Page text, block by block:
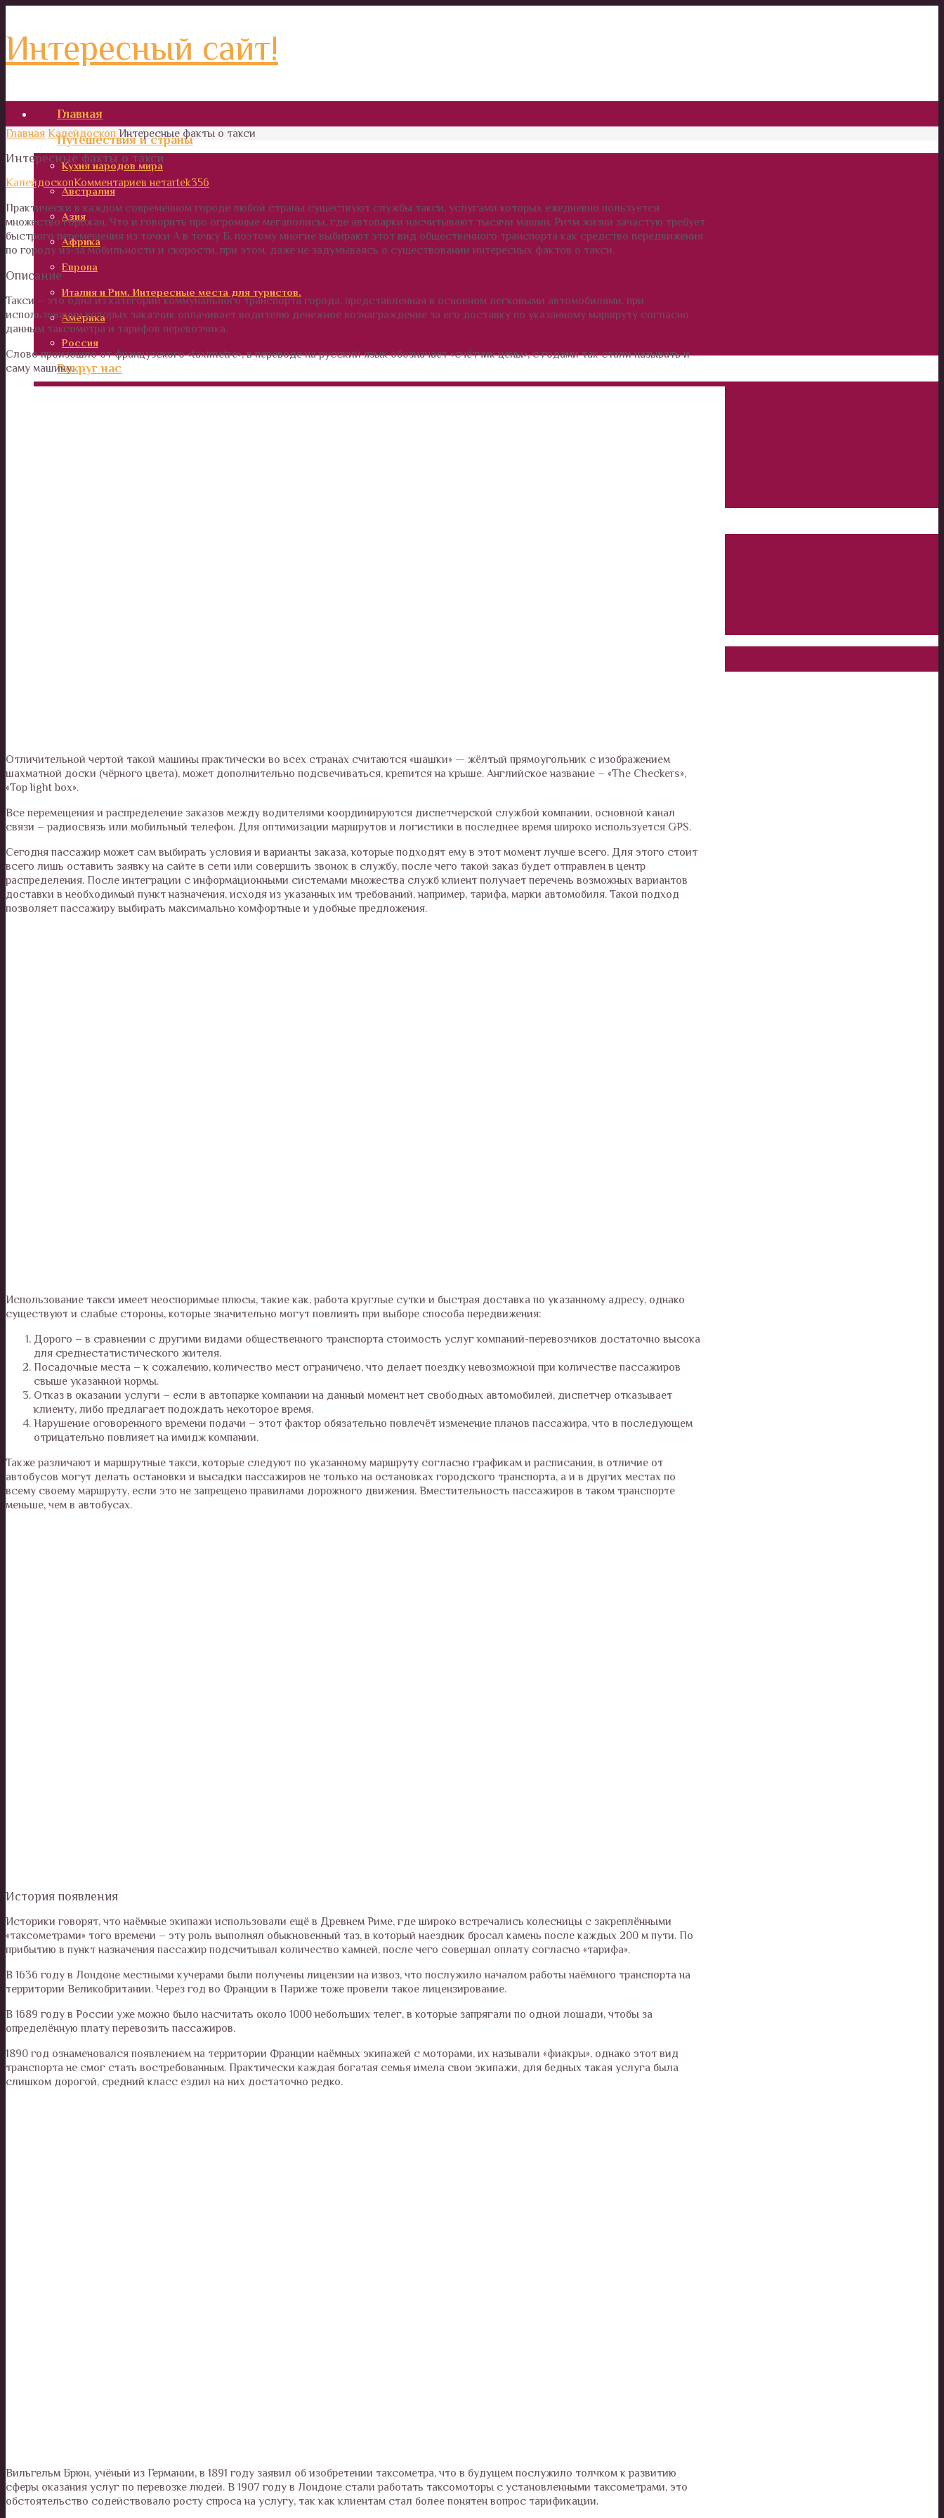
Интересный сайт!
Главная
Путешествия и страны
Кухня народов мира
Австралия
Азия
Африка
Европа
Италия и Рим. Интересные места для туристов.
Америка
Россия
Вокруг нас
Главная Калейдоскоп Интересные факты о такси
Интересные факты о такси
КалейдоскопКомментариев нетartek356
Практически в каждом современном городе любой страны существуют службы такси, услугами которых ежедневно пользуется
множество горожан. Что и говорить про огромные мегаполисы, где автопарки насчитывают тысячи машин. Ритм жизни зачастую требует
быстрого перемещения из точки А в точку Б, поэтому многие выбирают этот вид общественного транспорта как средство передвижения
по городу из-за мобильности и скорости, при этом, даже не задумываясь о существовании интересных фактов о такси.
Описание
Такси – это одна из категорий коммунального транспорта города, представленная в основном легковыми автомобилями, при
использовании которых заказчик оплачивает водителю денежное вознаграждение за его доставку по указанному маршруту согласно
данным таксометра и тарифов перевозчика.
Слово произошло от французского «taximetre», в переводе на русский язык обозначает «счётчик цены», с годами так стали называть и
саму машину.
Отличительной чертой такой машины практически во всех странах считаются «шашки» — жёлтый прямоугольник с изображением
шахматной доски (чёрного цвета), может дополнительно подсвечиваться, крепится на крыше. Английское название – «The Checkers»,
«Top light box».
Все перемещения и распределение заказов между водителями координируются диспетчерской службой компании, основной канал
связи – радиосвязь или мобильный телефон. Для оптимизации маршрутов и логистики в последнее время широко используется GPS.
Сегодня пассажир может сам выбирать условия и варианты заказа, которые подходят ему в этот момент лучше всего. Для этого стоит
всего лишь оставить заявку на сайте в сети или совершить звонок в службу, после чего такой заказ будет отправлен в центр
распределения. После интеграции с информационными системами множества служб клиент получает перечень возможных вариантов
доставки в необходимый пункт назначения, исходя из указанных им требований, например, тарифа, марки автомобиля. Такой подход
позволяет пассажиру выбирать максимально комфортные и удобные предложения.
Использование такси имеет неоспоримые плюсы, такие как, работа круглые сутки и быстрая доставка по указанному адресу, однако
существуют и слабые стороны, которые значительно могут повлиять при выборе способа передвижения:
Дорого – в сравнении с другими видами общественного транспорта стоимость услуг компаний-перевозчиков достаточно высока
для среднестатистического жителя.
Посадочные места – к сожалению, количество мест ограничено, что делает поездку невозможной при количестве пассажиров
свыше указанной нормы.
Отказ в оказании услуги – если в автопарке компании на данный момент нет свободных автомобилей, диспетчер отказывает
клиенту, либо предлагает подождать некоторое время.
Нарушение оговоренного времени подачи – этот фактор обязательно повлечёт изменение планов пассажира, что в последующем
отрицательно повлияет на имидж компании.
Также различают и маршрутные такси, которые следуют по указанному маршруту согласно графикам и расписания, в отличие от
автобусов могут делать остановки и высадки пассажиров не только на остановках городского транспорта, а и в других местах по
всему своему маршруту, если это не запрещено правилами дорожного движения. Вместительность пассажиров в таком транспорте
меньше, чем в автобусах.
История появления
Историки говорят, что наёмные экипажи использовали ещё в Древнем Риме, где широко встречались колесницы с закреплёнными
«таксометрами» того времени – эту роль выполнял обыкновенный таз, в который наездник бросал камень после каждых 200 м пути. По
прибытию в пункт назначения пассажир подсчитывал количество камней, после чего совершал оплату согласно «тарифа».
В 1636 году в Лондоне местными кучерами были получены лицензии на извоз, что послужило началом работы наёмного транспорта на
территории Великобритании. Через год во Франции в Париже тоже провели такое лицензирование.
В 1689 году в России уже можно было насчитать около 1000 небольших телег, в которые запрягали по одной лошади, чтобы за
определённую плату перевозить пассажиров.
1890 год ознаменовался появлением на территории Франции наёмных экипажей с моторами, их называли «фиакры», однако этот вид
транспорта не смог стать востребованным. Практически каждая богатая семья имела свои экипажи, для бедных такая услуга была
слишком дорогой, средний класс ездил на них достаточно редко.
Вильгельм Брюн, учёный из Германии, в 1891 году заявил об изобретении таксометра, что в будущем послужило толчком к развитию
сферы оказания услуг по перевозке людей. В 1907 году в Лондоне стали работать таксомоторы с установленными таксометрами, это
обстоятельство содействовало росту спроса на услугу, так как клиентам стал более понятен вопрос тарификации.